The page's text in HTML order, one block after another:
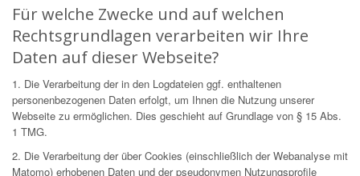
Für welche Zwecke und auf welchen
Rechtsgrundlagen verarbeiten wir Ihre
Daten auf dieser Webseite?
1. Die Verarbeitung der in den Logdateien ggf. enthaltenen
personenbezogenen Daten erfolgt, um Ihnen die Nutzung unserer
Webseite zu ermöglichen. Dies geschieht auf Grundlage von § 15 Abs.
1 TMG.
2. Die Verarbeitung der über Cookies (einschließlich der Webanalyse mit
Matomo) erhobenen Daten und der pseudonymen Nutzungsprofile